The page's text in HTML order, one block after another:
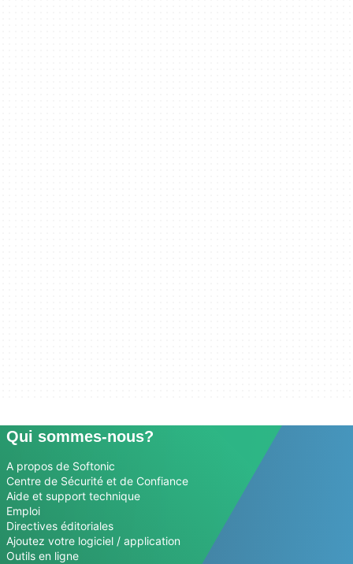
Qui sommes-nous?
A propos de Softonic
Centre de Sécurité et de Confiance
Aide et support technique
Emploi
Directives éditoriales
Ajoutez votre logiciel / application
Outils en ligne